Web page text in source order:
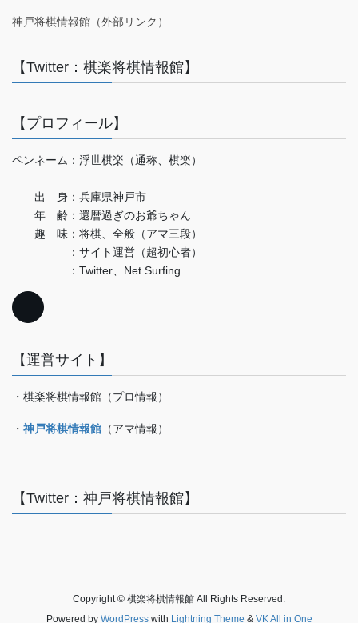
神戸将棋情報館（外部リンク）
【Twitter：棋楽将棋情報館】
【プロフィール】
ペンネーム：浮世棋楽（通称、棋楽）
出 身：兵庫県神戸市
年 齢：還暦過ぎのお爺ちゃん
趣 味：将棋、全般（アマ三段）
：サイト運営（超初心者）
：Twitter、Net Surfing
【運営サイト】
・棋楽将棋情報館（プロ情報）
・ 神戸将棋情報館 （アマ情報）
【Twitter：神戸将棋情報館】
Copyright © 棋楽将棋情報館 All Rights Reserved.
Powered by WordPresswith Lightning Theme & VK All in One